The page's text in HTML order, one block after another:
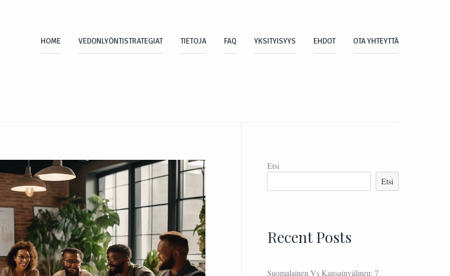
HOME VEDONLYÖNTISTRATEGIAT TIETOJA FAQ YKSITYISYYS EHDOT OTA YHTEYTTÄ
Etsi
Etsi
Recent Posts
Suomalainen Vs Kansainvälinen: 7